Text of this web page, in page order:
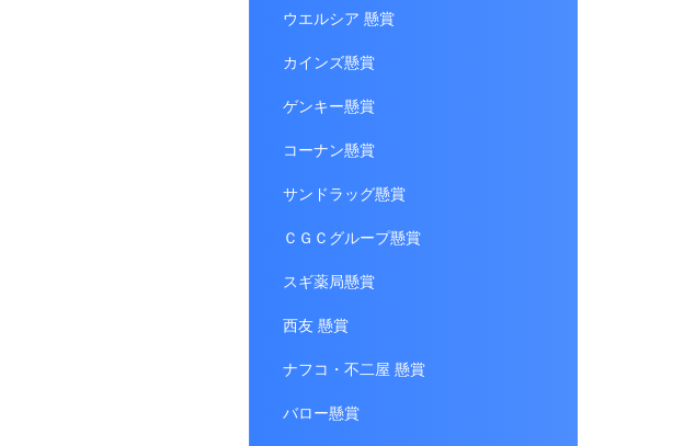
ウエルシア 懸賞
カインズ懸賞
ゲンキー懸賞
コーナン懸賞
サンドラッグ懸賞
ＣＧＣグループ懸賞
スギ薬局懸賞
西友 懸賞
ナフコ・不二屋 懸賞
バロー懸賞